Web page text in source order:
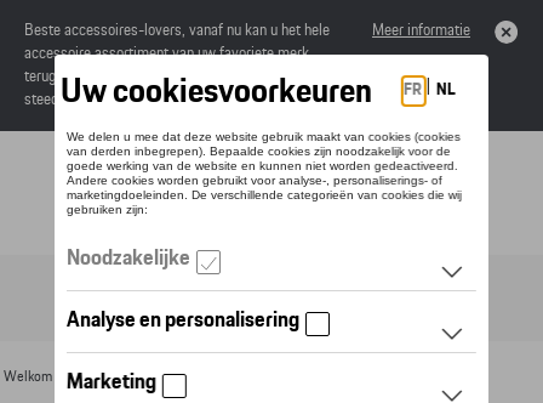
Beste accessoires-lovers, vanaf nu kan u het hele
accessoire assortiment van uw favoriete merk
terugvinden in de online catalogus. Deze kunnen
steeds besteld worden via uw dealer.
Meer informatie
Toggle navigation
Welkom >Voor u >Voor kinderen